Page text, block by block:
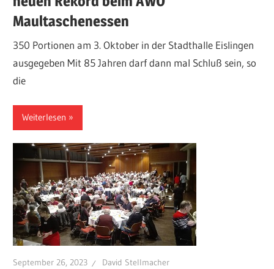
Maultaschenessen
350 Portionen am 3. Oktober in der Stadthalle Eislingen
ausgegeben Mit 85 Jahren darf dann mal Schluß sein, so
die
Weiterlesen
September 26, 2023 David Stellmacher